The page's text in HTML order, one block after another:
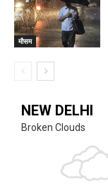
मौसम
NEW DELHI
Broken Clouds